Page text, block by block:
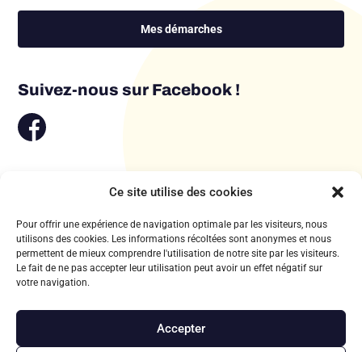
Ce site utilise des cookies
Pour offrir une expérience de navigation optimale par les visiteurs, nous
utilisons des cookies. Les informations récoltées sont anonymes et nous
permettent de mieux comprendre l'utilisation de notre site par les visiteurs.
Le fait de ne pas accepter leur utilisation peut avoir un effet négatif sur
votre navigation.
Accepter
Mes démarches
Suivez-nous sur Facebook !